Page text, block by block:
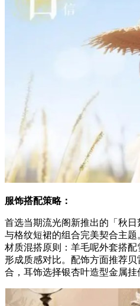
服饰搭配策略：
首选当期流光阁新推出的「秋
与格纹短裙的组合完美契合主
材质混搭原则：羊毛呢外套搭
形成质感对比。配饰方面推荐
合，耳饰选择银杏叶造型金属挂